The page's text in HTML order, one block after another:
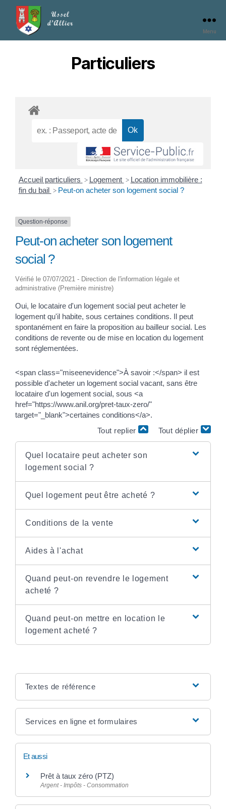
Menu
Particuliers
Accueil particuliers > Logement > Location immobilière :
fin du bail > Peut-on acheter son logement social ?
Question-réponse
Peut-on acheter son logement
social ?
Vérifié le 07/07/2021 - Direction de l'information légale et
administrative (Première ministre)
Oui, le locataire d'un logement social peut acheter le
logement qu'il habite, sous certaines conditions. Il peut
spontanément en faire la proposition au bailleur social. Les
conditions de revente ou de mise en location du logement
sont réglementées.
<span class="miseenevidence">À savoir :</span> il est
possible d'acheter un logement social vacant, sans être
locataire d'un logement social, sous <a
href="https://www.anil.org/pret-taux-zero/"
target="_blank">certaines conditions</a>.
Tout replier
Tout déplier
Quel locataire peut acheter son
logement social ?
Quel logement peut être acheté ?
Conditions de la vente
Aides à l'achat
Quand peut-on revendre le logement
acheté ?
Quand peut-on mettre en location le
logement acheté ?
Textes de référence
Services en ligne et formulaires
Et aussi
Prêt à taux zéro (PTZ)
Argent - Impôts - Consommation